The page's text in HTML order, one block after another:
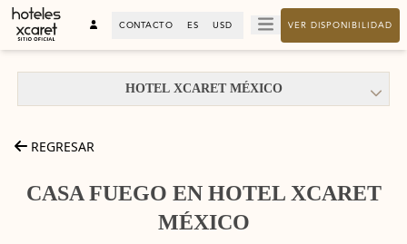
CONTACTO ES USD VER DISPONIBILIDAD
HOTEL XCARET MÉXICO
REGRESAR
CASA FUEGO EN HOTEL XCARET
MÉXICO